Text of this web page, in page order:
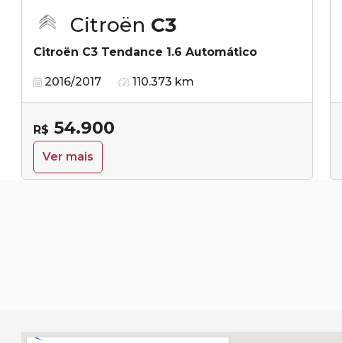
Citroën C3
Citroën C3 Tendance 1.6 Automático
2016/2017 110.373 km
R$ 54.900
Ver mais